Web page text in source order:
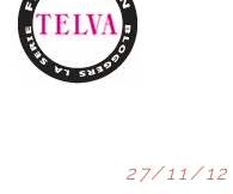
27/11/12